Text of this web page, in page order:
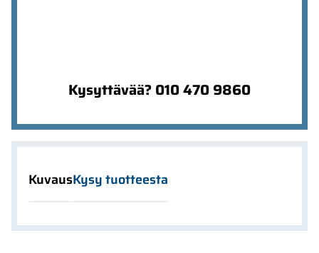
Kysyttävää? 010 470 9860
KuvausKysy tuotteesta